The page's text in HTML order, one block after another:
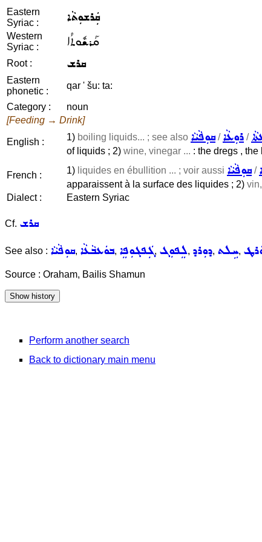
Eastern
Syriac :
ܩܲܪܫܘܼܬܵܐ
Western
Syriac :
ܩܰܪܫܽܘܬܳܐ
Root : ܩܪܫ
Eastern
phonetic :
qar ' šu: ta:
Category :
noun
[Feeding → Drink]
English : 1) boiling liquids... ; see also ܩܘܼܦܵܝܵܐ/ܪܘܼܥܵܐ /
of liquids ; 2) wine, vinegar ... : the dregs , the
French : 1) liquides en ébullition ... ; voir aussi ܩܘܼܦܵܝܵܐ/
apparaissent à la surface des liquides ; 2)
Dialect :
Eastern Syriac
Cf. ܩܪܫ
See also : ܩܘܼܦܵܝܵܐ, ܒܘܿܥܒܵܥܵܐ, ܓܲܦܓܘܼܦܸܐ, ܠܸܦܘܼܓ, ܕܘܼܪܕ, ܚܹܠܬ,
Source : Oraham, Bailis Shamun
Perform another search
Back to dictionary main menu